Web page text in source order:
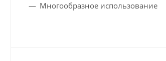
Многообразное использование